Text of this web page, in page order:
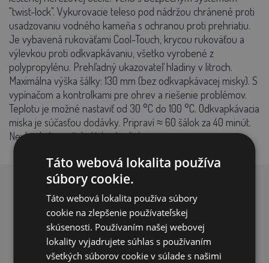
"twist-lock". Vykurovacie teleso pod nádržou chránené proti
usadzovaniu vodného kameňa s ochranou proti prehriatiu.
Je vybavená rukoväťami Cool-Touch, krycou rukoväťou a
výlevkou proti odkvapkávaniu, všetko vyrobené z
polypropylénu. Prehľadný ukazovateľ hladiny v litroch.
Maximálna výška šálky: 130 mm (bez odkvapkávacej misky). S
vypínačom a kontrolkami pre ohrev a riešenie problémov.
Teplotu je možné nastaviť od 30 °C do 100 °C. Odkvapkávacia
miska je súčasťou dodávky. Pripraví ≈ 60 šálok za 40 minút.
Nevhodné pre čokoládové mlieko.
PREČO NAKUPOVAŤ U NÁS?
Táto webová lokalita používa
súbory cookie.
Táto webová lokalita používa súbory
cookie na zlepšenie používateľskej
skúsenosti. Používaním našej webovej
lokality vyjadrujete súhlas s používaním
všetkých súborov cookie v súlade s našimi